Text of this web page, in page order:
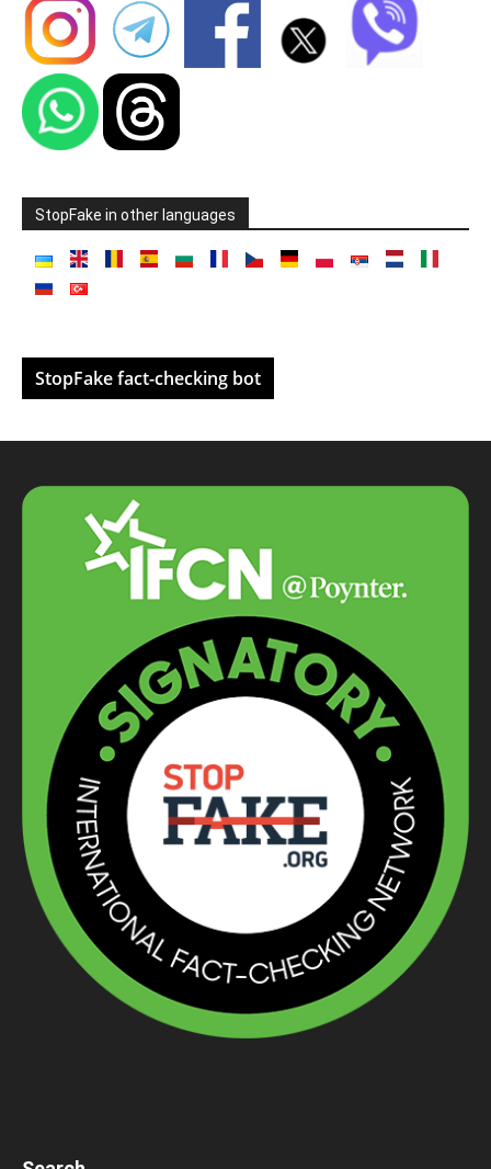
StopFake in other languages
StopFake fact-checking bot